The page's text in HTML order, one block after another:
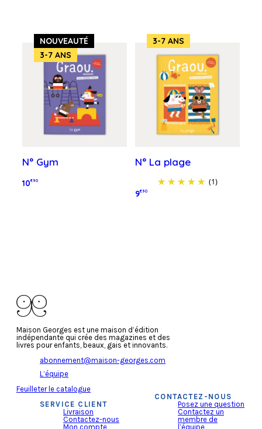
NOUVEAUTÉ
3-7 ANS
N° Gym
10€90
3-7 ANS
N° La plage
(1)
9€90
Maison Georges est une maison d’édition
indépendante qui crée des magazines et des
livres pour enfants, beaux, gais et innovants.
abonnement@maison-georges.com
L’équipe
Feuilleter le catalogue
SERVICE CLIENT
Livraison
Contactez-nous
Mon compte
CONTACTEZ-NOUS
Posez une question
Contactez un
membre de
l’équipe